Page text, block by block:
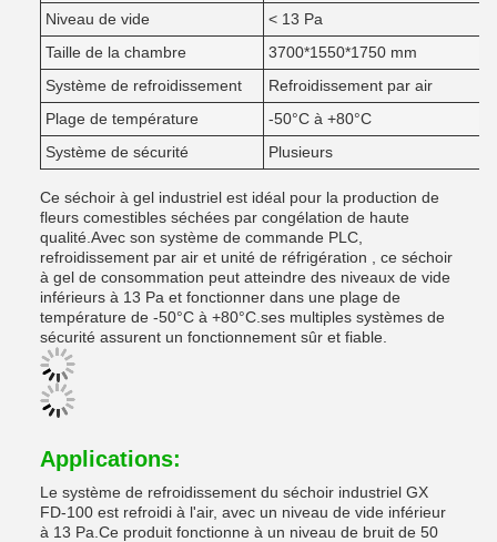
Niveau de vide
< 13 Pa
Taille de la chambre
3700*1550*1750 mm
Système de refroidissement
Refroidissement par air
Plage de température
-50°C à +80°C
Système de sécurité
Plusieurs
Ce séchoir à gel industriel est idéal pour la production de
fleurs comestibles séchées par congélation de haute
qualité.Avec son système de commande PLC,
refroidissement par air et unité de réfrigération , ce séchoir
à gel de consommation peut atteindre des niveaux de vide
inférieurs à 13 Pa et fonctionner dans une plage de
température de -50°C à +80°C.ses multiples systèmes de
sécurité assurent un fonctionnement sûr et fiable.
Applications:
Le système de refroidissement du séchoir industriel GX
FD-100 est refroidi à l'air, avec un niveau de vide inférieur
à 13 Pa.Ce produit fonctionne à un niveau de bruit de 50